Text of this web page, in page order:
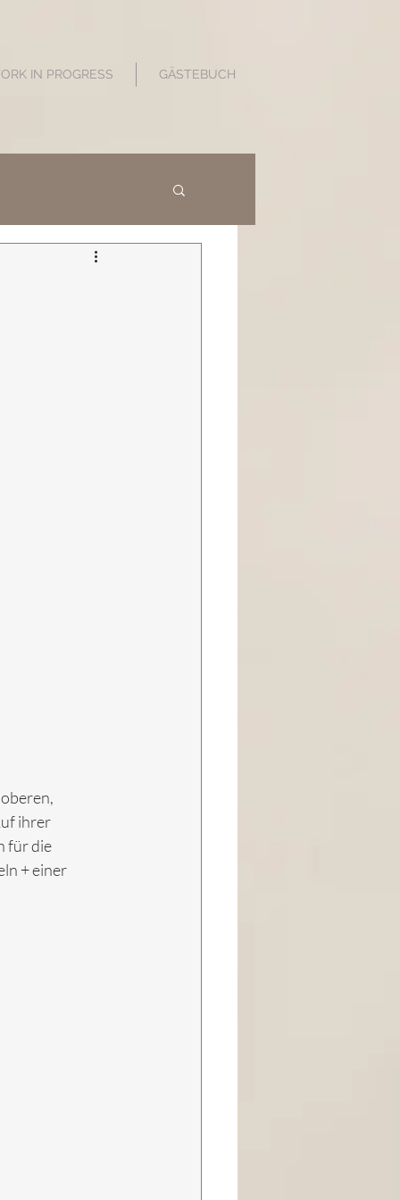
IN PROGRESS GÄSTEBUCH
ihrer
für die
+ einer